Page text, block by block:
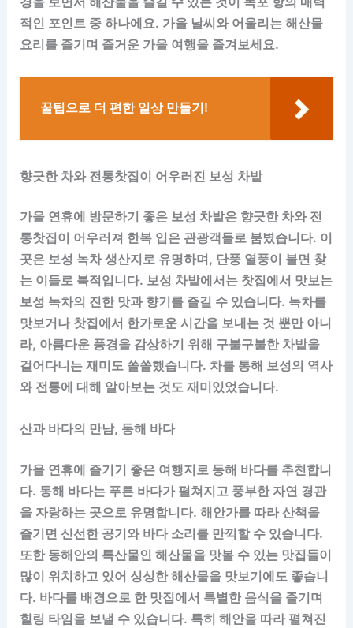
적인 포인트 중 하나에요. 가을 날씨와 어울리는 해산물
요리를 즐기며 즐거운 가을 여행을 즐겨보세요.
꿀팁으로 더 편한 일상 만들기!
향긋한 차와 전통찻집이 어우러진 보성 차밭
가을 연휴에 방문하기 좋은 보성 차밭은 향긋한 차와 전
통찻집이 어우러져 한복 입은 관광객들로 붐볐습니다. 이
곳은 보성 녹차 생산지로 유명하며, 단풍 열풍이 불면 찾
는 이들로 북적입니다. 보성 차밭에서는 찻집에서 맛보는
보성 녹차의 진한 맛과 향기를 즐길 수 있습니다. 녹차를
맛보거나 찻집에서 한가로운 시간을 보내는 것 뿐만 아니
라, 아름다운 풍경을 감상하기 위해 구불구불한 차밭을
걸어다니는 재미도 쏠쏠했습니다. 차를 통해 보성의 역사
와 전통에 대해 알아보는 것도 재미있었습니다.
산과 바다의 만남, 동해 바다
가을 연휴에 즐기기 좋은 여행지로 동해 바다를 추천합니
다. 동해 바다는 푸른 바다가 펼쳐지고 풍부한 자연 경관
을 자랑하는 곳으로 유명합니다. 해안가를 따라 산책을
즐기면 신선한 공기와 바다 소리를 만끽할 수 있습니다.
또한 동해안의 특산물인 해산물을 맛볼 수 있는 맛집들이
많이 위치하고 있어 싱싱한 해산물을 맛보기에도 좋습니
다. 바다를 배경으로 한 맛집에서 특별한 음식을 즐기며
힐링 타임을 보낼 수 있습니다. 특히 해안을 따라 펼쳐진